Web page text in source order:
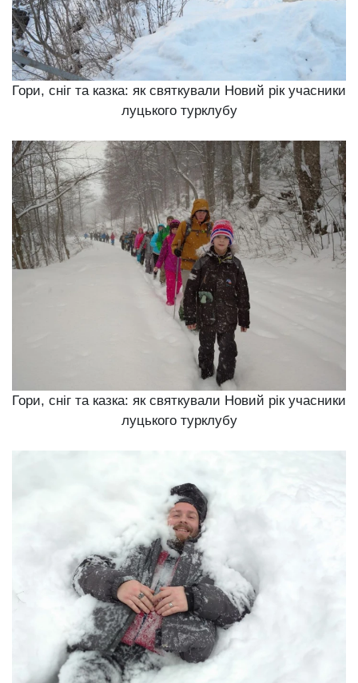
Гори, сніг та казка: як святкували Новий рік учасники
луцького турклубу
Гори, сніг та казка: як святкували Новий рік учасники
луцького турклубу